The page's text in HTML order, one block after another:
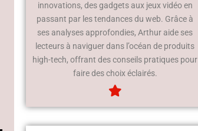
innovations, des gadgets aux jeux vidéo en
passant par les tendances du web. Grâce à
ses analyses approfondies, Arthur aide ses
lecteurs à naviguer dans l’océan de produits
high-tech, offrant des conseils pratiques pour
faire des choix éclairés.